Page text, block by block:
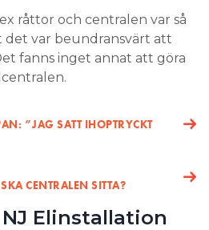
inte är acceptabelt
eftersom det blir för
I det läget måste
att de som betjänar
råttor och centralen var så
det var beundransvärt att
fanns inget annat att göra
”JAG SATT IHOPTRYCKT
CENTRALEN SITTA?
Elinstallation